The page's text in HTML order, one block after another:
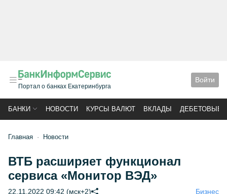
Портал о банках Екатеринбурга
Войти
БАНКИ НОВОСТИ КУРСЫ ВАЛЮТ ВКЛАДЫ ДЕБЕТОВЫЕ
Главная Новости
ВТБ расширяет функционал
сервиса «Монитор ВЭД»
22.11.2022 09:42 (мск+2) Бизнес